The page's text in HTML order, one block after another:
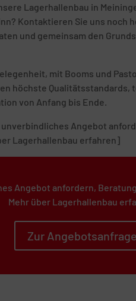
Lagerhallenbau in
Kontaktieren Sie uns noch
und gemeinsam den
mit Booms und
höchste Qualitätsstandards,
von Anfang bis Ende.
Angebot
Lagerhallenbau erfahren]
Angebot anfordern,
Mehr über Lagerhallenbau
Zur Angebotsanfrage